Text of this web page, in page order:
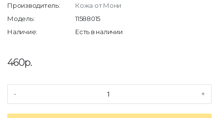
Производитель:
Кожа от Мони
Модель:
11588015
Наличие:
Есть в наличии
460р.
- +